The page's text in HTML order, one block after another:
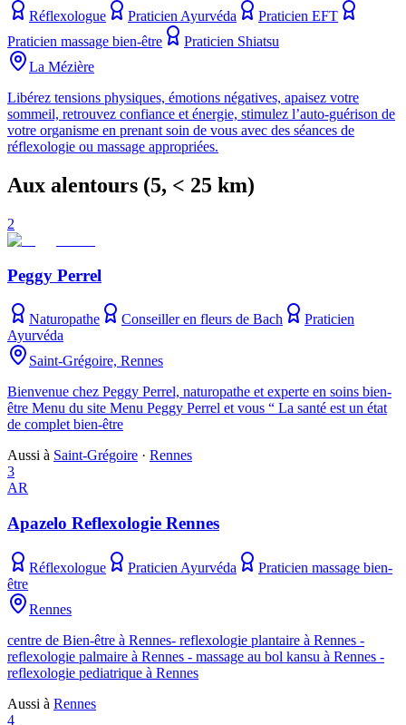
Réflexologue Praticien Ayurvéda
Praticien EFT
Praticien massage bien-être
Praticien Shiatsu
La Mézière
Libérez tensions physiques, émotions négatives, apaisez votre
sommeil, retrouvez confiance et énergie, stimulez l’auto-guérison de
votre organisme en prenant soin de vous avec des séances de
réflexologie ou massage appropriées.
Aux alentours (5, < 25 km)
2
Peggy Perrel
Naturopathe Conseiller en fleurs de Bach
Praticien
Ayurvéda
Saint-Grégoire, Rennes
Bienvenue chez Peggy Perrel, naturopathe et experte en soins bien-
être Menu du site Menu Peggy Perrel et vous “ La santé est un état
de complet bien-être
Aussi à Saint-Grégoire · Rennes
3
AR
Apazelo Reflexologie Rennes
Réflexologue Praticien Ayurvéda
Praticien massage bien-
être
Rennes
centre de Bien-être à Rennes- reflexologie plantaire à Rennes -
reflexologie palmaire à Rennes - massage au bol kansu à Rennes -
reflexologie pediatrique à Rennes
Aussi à Rennes
4